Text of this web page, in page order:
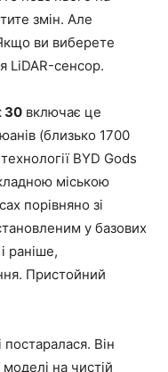
змін. Але
ви виберете
LiDAR-сенсор.
30 включає це
(близько 1700
BYD Gods
міською
порівняно зі
у базових
раніше,
Пристойний
Він
на чистій